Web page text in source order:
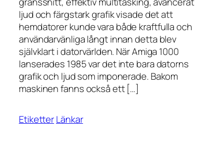
ljud och färgstark grafik visade det att
hemdatorer kunde vara både kraftfulla och
användarvänliga långt innan detta blev
självklart i datorvärlden. När Amiga 1000
lanserades 1985 var det inte bara datorns
grafik och ljud som imponerade. Bakom
maskinen fanns också ett […]
EtiketterLänkar